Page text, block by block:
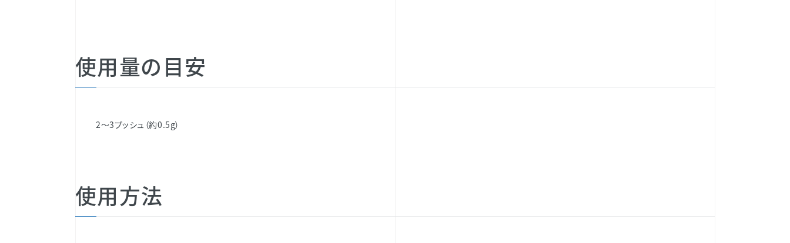
使用量の目安
2～3プッシュ（約0.5g）
使用方法